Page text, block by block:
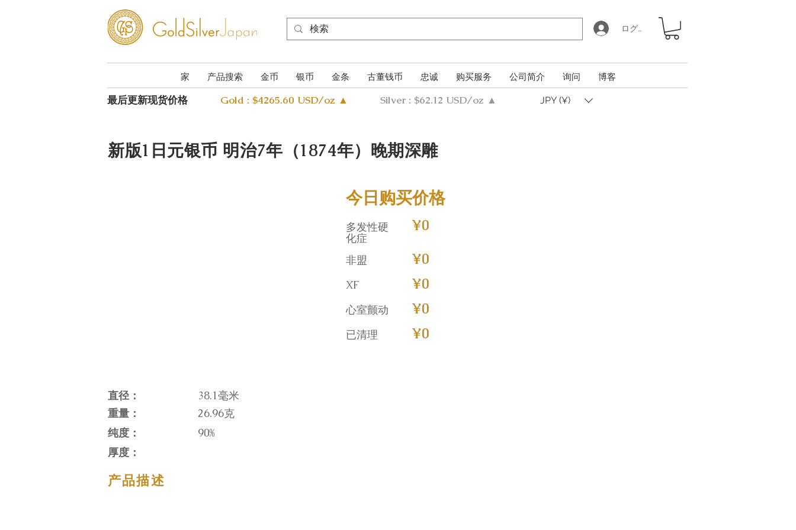
ログイン
家 产品搜索 金币 银币 金条 古董钱币 忠诚 购买服务 公司简介 询问 博客
最后更新现货价格 Gold : $4265.60 USD/oz ▲ Silver : $62.12 USD/oz ▲ JPY (¥)
新版1日元银币 明治7年（1874年）晚期深雕
今日购买价格
多发性硬
化症
非盟
¥0
¥0
XF ¥0
心室颤动 ¥0
已清理 ¥0
直径：
38.1毫米
重量：
26.96克
纯度：
90%
厚度：
产品描述